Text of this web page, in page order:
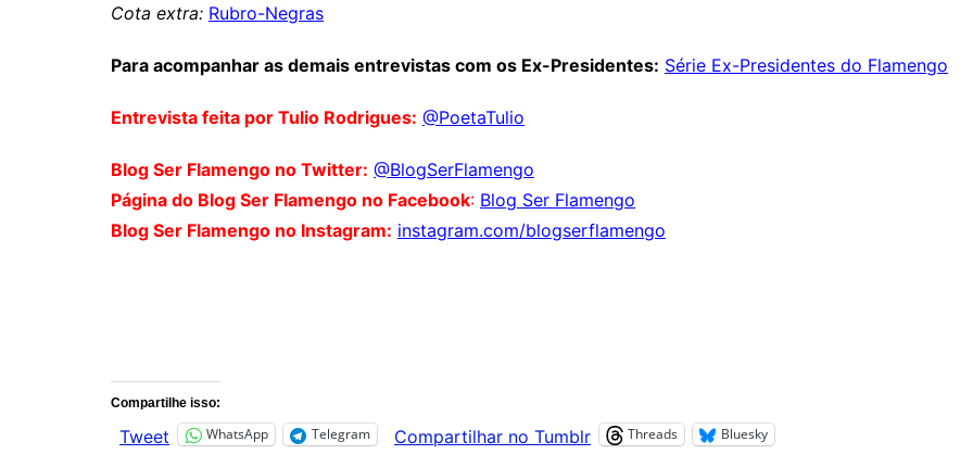
Cota extra: Rubro-Negras
Para acompanhar as demais entrevistas com os Ex-Presidentes: Série Ex-Presidentes do Flamengo
Entrevista feita por Tulio Rodrigues: @PoetaTulio
Blog Ser Flamengo no Twitter: @BlogSerFlamengo
Página do Blog Ser Flamengo no Facebook: Blog Ser Flamengo
Blog Ser Flamengo no Instagram: instagram.com/blogserflamengo
Compartilhe isso:
Tweet WhatsApp Telegram Compartilhar no Tumblr Threads Bluesky